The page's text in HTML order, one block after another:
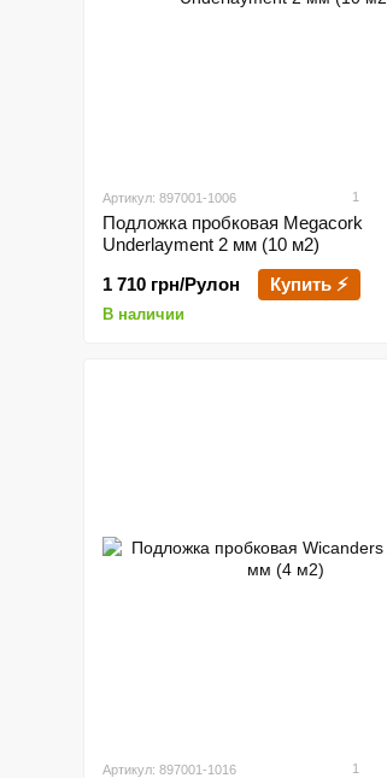
Артикул: 897001-1006 1
Подложка пробковая Megacork
Underlayment 2 мм (10 м2)
1 710 грн/Рулон
Купить ⚡
В наличии
Артикул: 897001-1016 1